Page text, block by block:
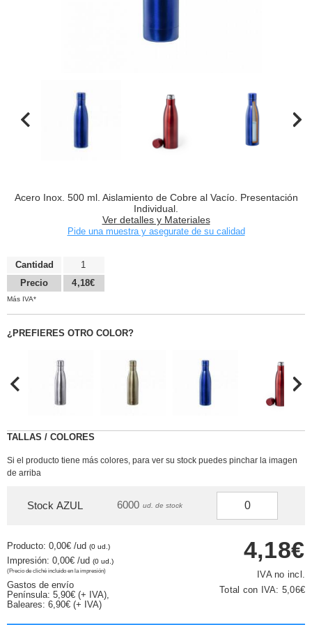
Acero Inox. 500 ml. Aislamiento de Cobre al Vacío. Presentación
Individual.
Ver detalles y Materiales
Pide una muestra y asegurate de su calidad
Cantidad
Precio
1
4,18€
Más IVA*
¿PREFIERES OTRO COLOR?
TALLAS / COLORES
Si el producto tiene más colores, para ver su stock puedes pinchar la imagen
de arriba
Stock AZUL 6000 ud. de stock
Producto: 0,00€ /ud (0 ud.)
Impresión: 0,00€ /ud (0 ud.)
(Precio de cliché incluido en la impresión)
Gastos de envío
Península: 5,90€ (+ IVA),
Baleares: 6,90€ (+ IVA)
4,18€
IVA no incl.
Total con IVA: 5,06€